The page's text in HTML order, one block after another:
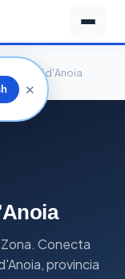
Sadurní d'Anoia
Conecta
provincia
✕